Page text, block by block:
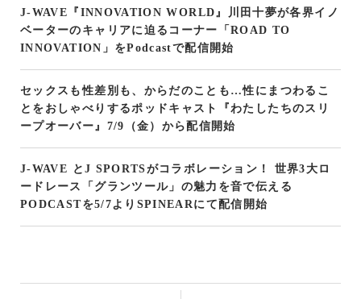
J-WAVE『INNOVATION WORLD』川田十夢が各界イノ
ベーターのキャリアに迫るコーナー「ROAD TO
INNOVATION」をPodcastで配信開始
セックスも性差別も、からだのことも…性にまつわるこ
とをおしゃべりするポッドキャスト『わたしたちのスリ
ープオーバー』7/9（金）から配信開始
J-WAVE とJ SPORTSがコラボレーション！ 世界3大ロ
ードレース「グランツール」の魅力を音で伝える
PODCASTを5/7よりSPINEARにて配信開始